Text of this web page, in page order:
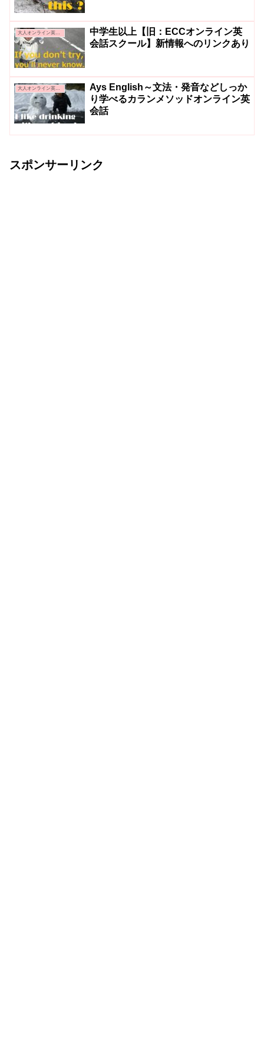
大人オンライン英会話
中学生以上【旧：ECCオンライン英
会話スクール】新情報へのリンクあり
大人オンライン英会話
Ays English～文法・発音などしっか
り学べるカランメソッドオンライン英
会話
スポンサーリンク